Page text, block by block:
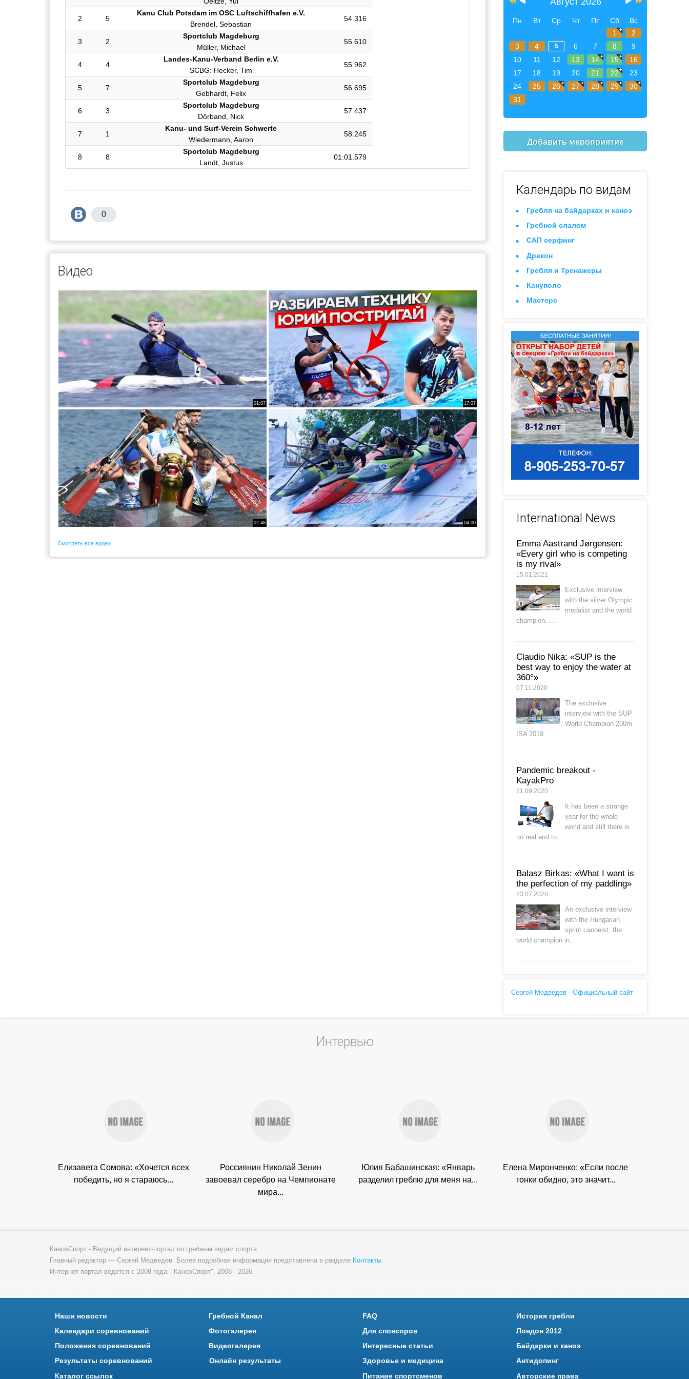
2 5
Kanu Club Potsdam im OSC Luftschiffhafen e.V.
Brendel, Sebastian
54.316
3 2
Sportclub Magdeburg
Müller, Michael
55.610
4 4
Landes-Kanu-Verband Berlin e.V.
SCBG: Hecker, Tim
55.962
5 7
Sportclub Magdeburg
Gebhardt, Felix
56.695
6 3
Sportclub Magdeburg
Dörband, Nick
57.437
7 1
Kanu- und Surf-Verein Schwerte
Wiedermann, Aaron
58.245
8 8
Sportclub Magdeburg
Landt, Justus
01:01.579
0
Видео
01:07 17:07
02:48 04:00
Смотреть все видео
Пн Вт Ср Чт Пт Сб
Вс
1
2
3
4 5 6 7 8
9
10
11 12 13 14 15
16
17
18 19 20 21 22
23
24
25 26 27 28 29
30
31
Добавить мероприятие
Календарь по видам
Гребля на байдарках и каноэ
Гребной слалом
САП серфинг
Дракон
Гребля и Тренажеры
Кануполо
Мастерс
International News
Emma Aastrand Jørgensen:
«Every girl who is competing
is my rival»
15.01.2021
Exclusive interview
with the silver Olympic
medalist and the world
champion. ...
Claudio Nika: «SUP is the
best way to enjoy the water at
360°»
07.11.2020
The exclusive
interview with the SUP
World Champion 200m
ISA 2019. ...
Pandemic breakout -
KayakPro
21.09.2020
It has been a strange
year for the whole
world and still there is
no real end to...
Balasz Birkas: «What I want is
the perfection of my paddling»
23.07.2020
An exclusive interview
with the Hungarian
sprint canoeist, the
world champion in...
Сергей Медведев - Официальный сайт
Интервью
Елизавета Сомова: «Хочется всех
победить, но я стараюсь...
Россиянин Николай Зенин
завоевал серебро на Чемпионате
мира...
Юлия Бабашинская: «Январь
разделил греблю для меня на...
Елена Миронченко: «Если после
гонки обидно, это значит...
КаноэСпорт - Ведущий интернет-портал по гребным видам спорта.
Главный редактор — Сергей Медведев. Более подробная информация представлена в разделе Контакты
Интернет-портал ведется с 2008 года. "КаноэСпорт", 2008 - 2026.
Наши новости
Календари соревнований
Положения соревнований
Результаты соревнований
Каталог ссылок
Гребной Канал
Фотогалерея
Видеогалерея
Онлайн результаты
FAQ
Для спонсоров
Интересные статьи
Здоровье и медицина
Питание спортсменов
История гребли
Лондон 2012
Байдарки и каноэ
Антидопинг
Авторские права